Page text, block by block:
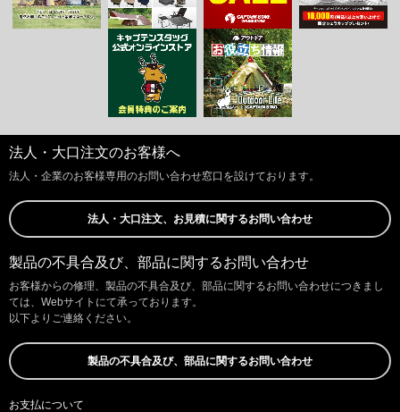
法人・大口注文のお客様へ
法人・企業のお客様専用のお問い合わせ窓口を設けております。
法人・大口注文、お見積に関するお問い合わせ
製品の不具合及び、部品に関するお問い合わせ
お客様からの修理、製品の不具合及び、部品に関するお問い合わせにつきまし
ては、Webサイトにて承っております。
以下よりご連絡ください。
製品の不具合及び、部品に関するお問い合わせ
お支払について